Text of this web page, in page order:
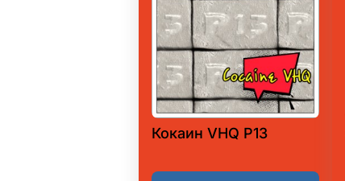
Кокаин VHQ P13